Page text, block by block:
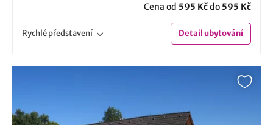
Cena od 595 Kčdo 595 Kč
Rychlépředstavení Detailubytování